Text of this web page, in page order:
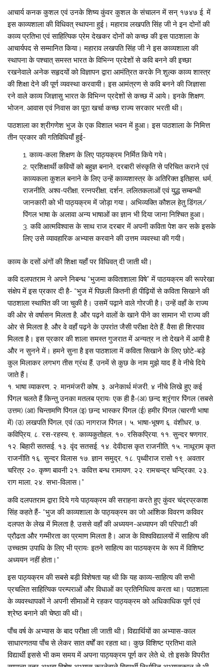
आचार्य कनक कुशल एवं उनके शिष्य कुंवर कुशल के संचालन में सन् १७४७ ई. में
इस काव्यशाला की विधिवत् स्थापना हुई। महाराव लखपति सिंह जी ने इन दोनों की
काव्य प्रतिभा एवं साहित्यिक प्रेम देखकर दोनों को कच्छ की इस पाठशाला के
आचार्यपद से सम्मानित किया। महाराव लखपति सिंह जी ने इस काव्यशाला की
स्थापना के पश्चात् समस्त भारत के विभिन्न प्रदेशों से कवि बनने की इच्छा
रखनेवाले अनेक सहृदयों को विज्ञापन द्वारा आमंत्रित करके नि:शुल्क काव्य शास्त्र
की शिक्षा देने की पूर्ण व्यवस्था करवायी। इस आमंत्रण से कवि बनने की जिज्ञासा
रने वाले काव्य जिज्ञासु भारत के विभिन्न प्रदेशों से कच्छ में आये। इनके शिक्षण,
भोजन, आवास एवं निवास का पूरा खर्चा कच्छ राज्य सरकार भरती थी।
पाठशाला का श्रीगणेश भुज के एक विशाल भवन में हुआ। इस पाठशाला के निमित्त
तीन प्रकार की गतिविधियाँ हुई-
काव्य-कला शिक्षण के लिए पाठ्यक्रम निर्मित किये गये।
प्रशिक्षार्थी कवियों को बहुज्ञ बनाने, दरबारी संस्कृति से परिचित कराने एवं
काव्यकला कुशल बनाने के लिए उन्हें काव्यशास्त्र के अतिरिक्त इतिहास, धर्म,
राजनीति, अश्व-परीक्षा, रत्नपरीक्षा, दर्शन, ललितकलाओं एवं युद्ध सम्बन्धी
जानकारी को भी पाठ्यक्रम में जोड़ा गया। अभिव्यक्ति कौशल हेतु डिंगल/
पिंगल भाषा के अलावा अन्य भाषाओं का ज्ञान भी दिया जाना निश्चित हुआ।
कवि आत्मविश्वास के साथ राज दरबार में अपनी कविता पेश कर सके इसके
लिए उसे व्यावहारिक अभ्यास करवाने की उत्तम व्यवस्था की गयी।
काव्य के दसों अंगों की शिक्षा यहाँ पर विधिवत् दी जाती थी।
कवि दलपतराम ने अपने निबन्ध “भुजमा कविताशाला विषे” में पाठयक्रम की रूपरेखा
संक्षेप में इस प्रकार दी है- “भुज में पिछली कितनी ही पीढ़ियों से कविता सिखाने की
पाठशाला स्थापित की जा चुकी है। उसमें पढ़ाने वाले गोरजी है। उन्हें वहाँ के राज्य
की ओर से वर्षासन मिलता है, और पढ़ने वालों के खाने पीने का सामान भी राज्य की
ओर से मिलता है, और वे वहाँ पढ़ने के उपरांत जैसी परीक्षा देते हैं, वैसा ही शिरपाव
मिलता है। इस प्रकार की शाला समस्त गुजरात में अन्यत्र न तो देखने में आयी है
और न सुनने में। हमने सुना है इस पाठशाला में कविता सिखाने के लिए छोटे-बड़े
कुल मिलाकर लगभग तीस ग्रंथ हैं, उनमें से कुछ के नाम मुझे याद हैं वे नीचे दिये
जाते हैं।
१. भाषा व्याकरण, २. मानमंजरी कोष, ३. अनेकार्थ मंजरी, ४ नीचे लिखे हुए कई
पिंगल चलते हैं किन्तु उनका मतलब प्रायः एक ही है-(अ) छन्द श्रृंगार पिंगल (सबसे
उत्तम) (आ) चिन्तामणि पिंगल (इ) छन्द भास्कर पिंगल (ई) हमीर पिंगल (चारणी भाषा
में) (उ) लखपति पिंगल, एवं (ऊ) नागराज पिंगल। ५. भाषा-भूषण ६. वंशीधर, ७.
कविप्रिय, ८. रस-रहस्य, ९. काव्यकुतोहल, १०. रसिकप्रिया, ११. सुन्दर षणगार,
१२. बिहारी सतसई, १३. वृंद सतसई, १४. देवीदास कृत राजनीति, १५. नाथूराम कृत
राजनीति १६. सुन्दर विलास १७. ज्ञान समुद्र, १८. पृथ्वीराज रासो १९. अवतार
चरित्र २०. कृष्ण बावनी २१. कवित्त बन्ध रामायण, २२. रामचन्द्र चन्द्रिका, २३.
राग माला, २४. सभा-विलास।”
कवि दलपतराम द्वारा दिये गये पाठ्यक्रम की सराहना करते हुए कुंवर चंद्रप्रकाश
सिंह कहते हैं- “भुज की काव्यशाला के पाठ्यक्रम का जो आंशिक विवरण कविवर
दलपत के लेख में मिलता है, उससे वहाँ की अध्ययन-अध्यापन की परिपाटी की
प्रौढता और गम्भीरता का प्रमाण मिलता है। आज के विश्वविद्यालयों में साहित्य की
उच्चतम उपाधि के लिए भी प्रायः इतने साहित्य का पाठयक्रम के रूप में विशिष्ट
अध्ययन नहीं होता।“
इस पाठ्यक्रम की सबसे बड़ी विशेषता यह थी कि यह काव्य-साहित्य की सभी
प्रचलित साहित्यिक परम्पराओं और विधाओं का प्रतिनिधित्व करता था। पाठशाला
के व्यवस्थापकों ने अपनी सीमाओं मे रहकर पाठ्यक्रम को अधिकाधिक पूर्ण एवं
श्रेष्ठ बनाने की चेष्ठा की थी।
पाँच वर्ष के अभ्यास के बाद परीक्षा ली जाती थी। विद्यार्थियों का अभ्यास-काल
साधारणतया पाँच से लेकर सात वर्षों का रहता था। कुछ विशिष्ट प्रतिभा वाले
विद्यार्थी इससे भी कम समय में अपना पाठ्यक्रम पूर्ण कर लेते थे, तो इसके विपरीत